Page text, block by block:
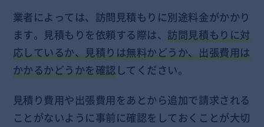
業者によっては、訪問見積もりに別途料金がかかり
ます。見積もりを依頼する際は、訪問見積もりに対
応しているか、見積りは無料かどうか、出張費用は
かかるかどうかを確認してください。
見積り費用や出張費用をあとから追加で請求される
ことがないように事前に確認をしておくことが大切